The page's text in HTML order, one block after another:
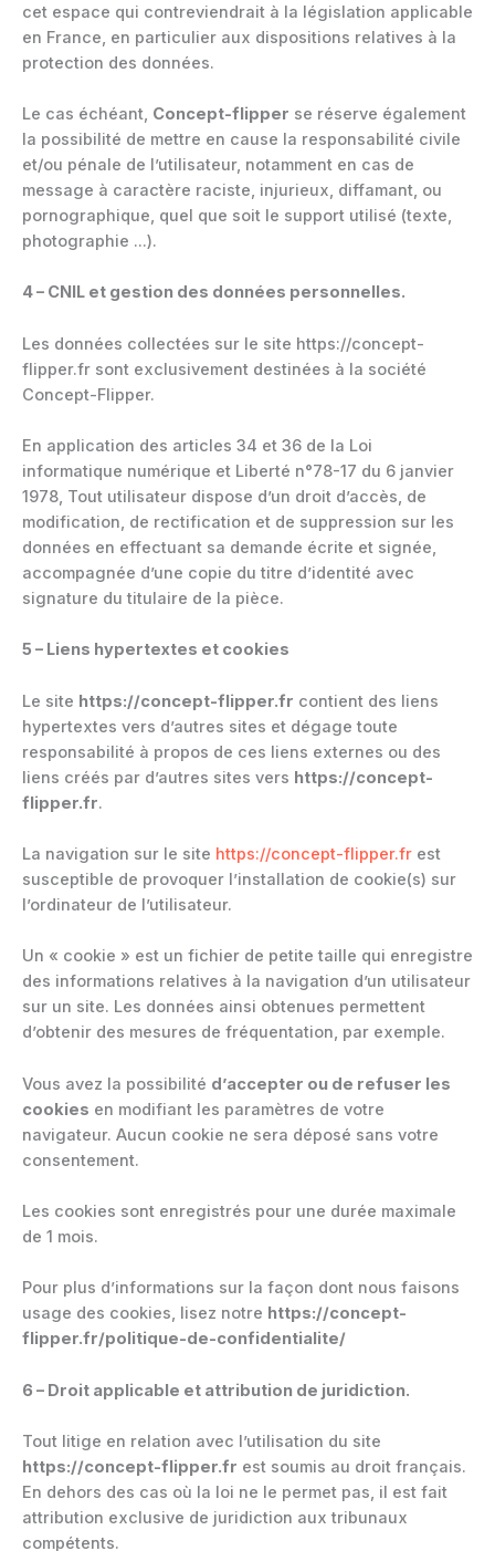
cet espace qui contreviendrait à la législation applicable
en France, en particulier aux dispositions relatives à la
protection des données.
Le cas échéant, Concept-flipper se réserve également
la possibilité de mettre en cause la responsabilité civile
et/ou pénale de l’utilisateur, notamment en cas de
message à caractère raciste, injurieux, diffamant, ou
pornographique, quel que soit le support utilisé (texte,
photographie …).
4 – CNIL et gestion des données personnelles.
Les données collectées sur le site https://concept-
flipper.fr sont exclusivement destinées à la société
Concept-Flipper.
En application des articles 34 et 36 de la Loi
informatique numérique et Liberté n°78-17 du 6 janvier
1978, Tout utilisateur dispose d’un droit d’accès, de
modification, de rectification et de suppression sur les
données en effectuant sa demande écrite et signée,
accompagnée d’une copie du titre d’identité avec
signature du titulaire de la pièce.
5 – Liens hypertextes et cookies
Le site https://concept-flipper.fr contient des liens
hypertextes vers d’autres sites et dégage toute
responsabilité à propos de ces liens externes ou des
liens créés par d’autres sites vers https://concept-
flipper.fr.
La navigation sur le site https://concept-flipper.fr est
susceptible de provoquer l’installation de cookie(s) sur
l’ordinateur de l’utilisateur.
Un « cookie » est un fichier de petite taille qui enregistre
des informations relatives à la navigation d’un utilisateur
sur un site. Les données ainsi obtenues permettent
d’obtenir des mesures de fréquentation, par exemple.
Vous avez la possibilité d’accepter ou de refuser les
cookies en modifiant les paramètres de votre
navigateur. Aucun cookie ne sera déposé sans votre
consentement.
Les cookies sont enregistrés pour une durée maximale
de 1 mois.
Pour plus d’informations sur la façon dont nous faisons
usage des cookies, lisez notre https://concept-
flipper.fr/politique-de-confidentialite/
6 – Droit applicable et attribution de juridiction.
Tout litige en relation avec l’utilisation du site
https://concept-flipper.fr est soumis au droit français.
En dehors des cas où la loi ne le permet pas, il est fait
attribution exclusive de juridiction aux tribunaux
compétents.